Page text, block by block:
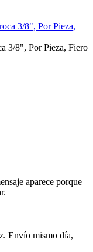
3/8", Por Pieza, Fiero
aparece porque
Envío mismo día,